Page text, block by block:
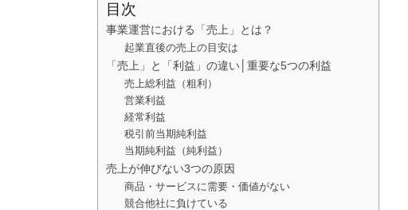
目次
事業運営における「売上」とは？
起業直後の売上の目安は
「売上」と「利益」の違い│重要な5つの利益
売上総利益（粗利）
営業利益
経常利益
税引前当期純利益
当期純利益（純利益）
売上が伸びない3つの原因
商品・サービスに需要・価値がない
競合他社に負けている